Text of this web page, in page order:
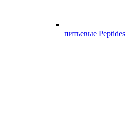
питьевые Peptides